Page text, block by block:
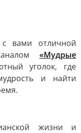
вами отличной
«Мудрые
уголок, где
и найти
жизни и